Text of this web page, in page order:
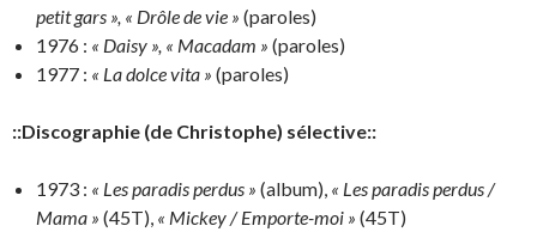
petit gars », « Drôle de vie » (paroles)
1976 : « Daisy », « Macadam » (paroles)
1977 : « La dolce vita » (paroles)
::Discographie (de Christophe) sélective::
1973 : « Les paradis perdus » (album), « Les paradis perdus /
Mama » (45T), « Mickey / Emporte-moi » (45T)